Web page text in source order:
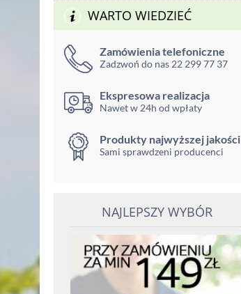
WARTO WIEDZIEĆ
Zamówienia telefoniczne
Zadzwoń do nas 22 299 77 37
Ekspresowa realizacja
Nawet w 24h od wpłaty
Produkty najwyższej jakości
Sami sprawdzeni producenci
NAJLEPSZY WYBÓR